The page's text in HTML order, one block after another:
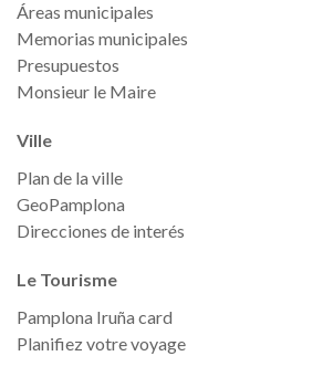
Áreas municipales
Memorias municipales
Presupuestos
Monsieur le Maire
Ville
Plan de la ville
GeoPamplona
Direcciones de interés
Le Tourisme
Pamplona Iruña card
Planifiez votre voyage